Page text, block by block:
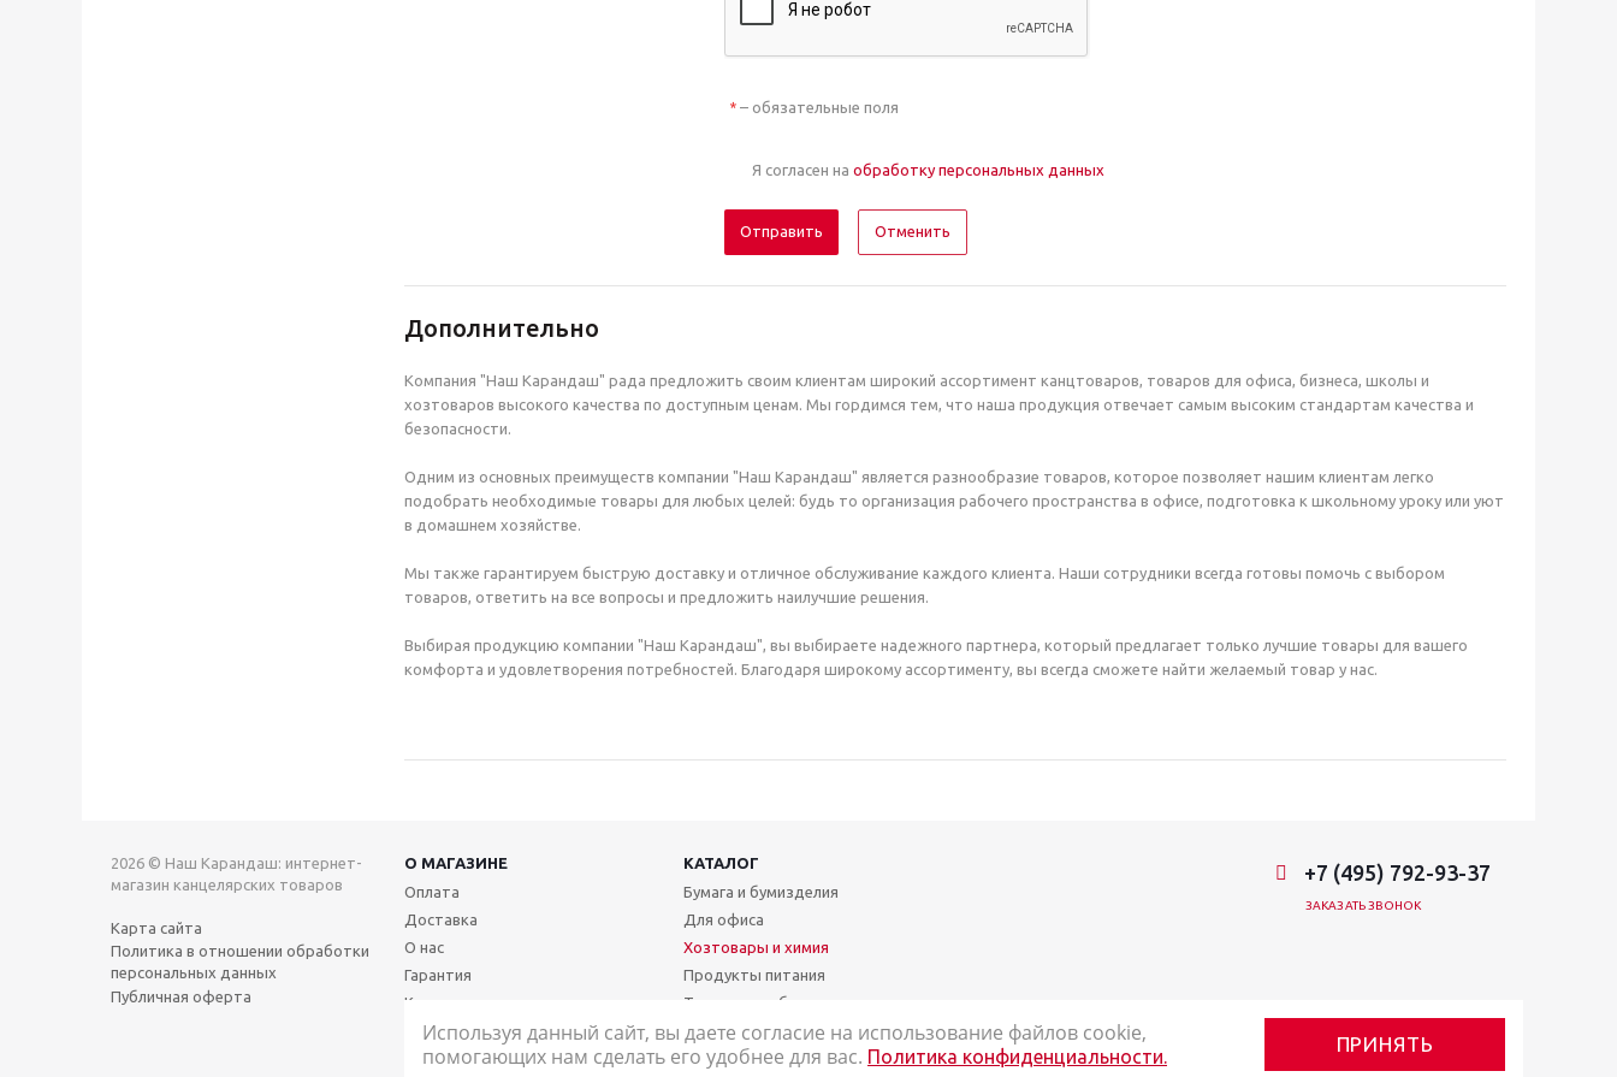
*– обязательные поля
Я согласен на обработку персональных данных
Отменить
Дополнительно
Компания "Наш Карандаш" рада предложить своим клиентам широкий ассортимент канцтоваров, товаров для офиса, бизнеса, школы и
хозтоваров высокого качества по доступным ценам. Мы гордимся тем, что наша продукция отвечает самым высоким стандартам качества и
безопасности.
Одним из основных преимуществ компании "Наш Карандаш" является разнообразие товаров, которое позволяет нашим клиентам легко
подобрать необходимые товары для любых целей: будь то организация рабочего пространства в офисе, подготовка к школьному уроку или уют
в домашнем хозяйстве.
Мы также гарантируем быструю доставку и отличное обслуживание каждого клиента. Наши сотрудники всегда готовы помочь с выбором
товаров, ответить на все вопросы и предложить наилучшие решения.
Выбирая продукцию компании "Наш Карандаш", вы выбираете надежного партнера, который предлагает только лучшие товары для вашего
комфорта и удовлетворения потребностей. Благодаря широкому ассортименту, вы всегда сможете найти желаемый товар у нас.
2026 © Наш Карандаш: интернет-
магазин канцелярских товаров
Карта сайта
Политика в отношении обработки
персональных данных
Публичная оферта
О МАГАЗИНЕ
КАТАЛОГ
Оплата
Доставка
О нас
Гарантия
Контакты
Бумага и бумизделия
Для офиса
Хозтовары и химия
Продукты питания
Техника и мебель
Школа и творчество
Медицинские товары
+7 (495) 792-93-37
ЗАКАЗАТЬ ЗВОНОК
Используя данный сайт, вы даете согласие на использование файлов cookie,
помогающих нам сделать его удобнее для вас. Политика конфиденциальности.
ПРИНЯТЬ